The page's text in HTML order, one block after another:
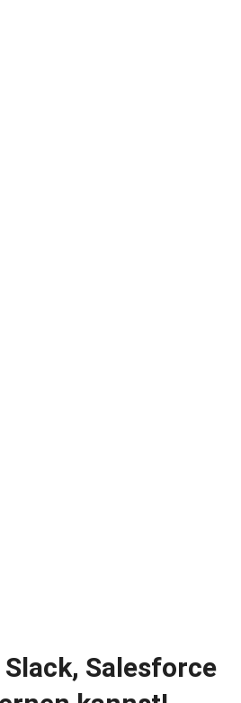
Slack, Salesforce